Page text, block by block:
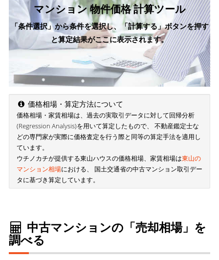
マンション 物件価格 計算ツール
「条件選択」から条件を選択し、「計算する」ボタンを押す
と算定結果がここに表示されます。
価格相場・算定方法について
価格相場・家賃相場は、過去の実取引データに対して回帰分析
(Regression Analysis)を用いて算定したもので、 不動産鑑定士な
どの専門家が実際に価格査定を行う際と同等の算定手法を適用し
ています。
ウチノカチが提供する東山ハウスの価格相場、家賃相場は東山の
マンション相場における、 国土交通省の中古マンション取引デー
タに基づき算定しています。
中古マンションの「売却相場」を
調べる